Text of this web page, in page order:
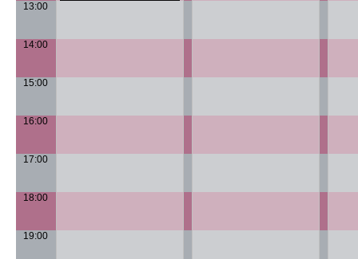
13:00
14:00
15:00
16:00
17:00
18:00
19:00